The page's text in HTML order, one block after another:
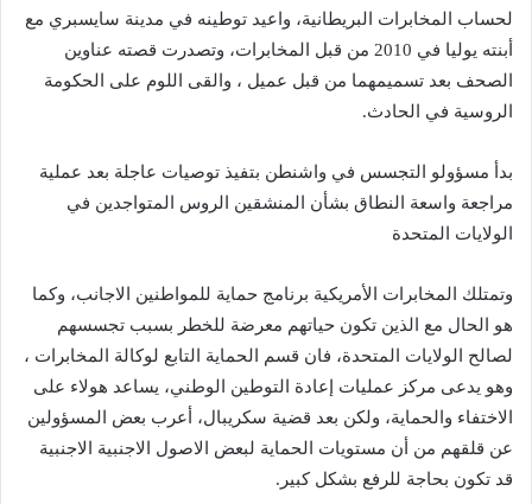
لحساب المخابرات البريطانية، واعيد توطينه في مدينة سايسبري مع
أبنته يوليا في 2010 من قبل المخابرات، وتصدرت قصته عناوين
الصحف بعد تسميمهما من قبل عميل ، والقى اللوم على الحكومة
الروسية في الحادث.
بدأ مسؤولو التجسس في واشنطن بتفيذ توصيات عاجلة بعد عملية
مراجعة واسعة النطاق بشأن المنشقين الروس المتواجدين في
الولايات المتحدة
وتمتلك المخابرات الأمريكية برنامج حماية للمواطنين الاجانب، وكما
هو الحال مع الذين تكون حياتهم معرضة للخطر بسبب تجسسهم
لصالح الولايات المتحدة، فان قسم الحماية التابع لوكالة المخابرات ،
وهو يدعى مركز عمليات إعادة التوطين الوطني، يساعد هولاء على
الاختفاء والحماية، ولكن بعد قضية سكريبال، أعرب بعض المسؤولين
عن قلقهم من أن مستويات الحماية لبعض الاصول الاجنبية الاجنبية
قد تكون بحاجة للرفع بشكل كبير.